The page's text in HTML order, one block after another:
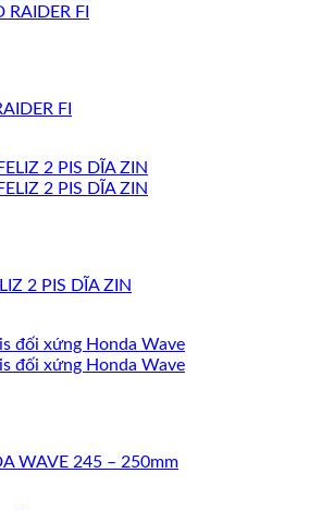
FI
2 PIS DĨA ZIN
WAVE 245 – 250mm